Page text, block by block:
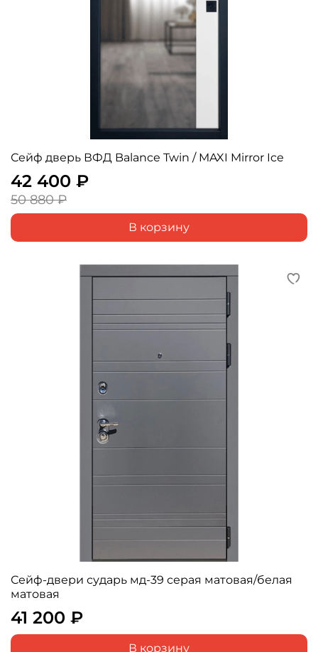
Сейф дверь ВФД Balance Twin / MAXI Mirror Ice
42 400 ₽
50 880 ₽
В корзину
Сейф-двери сударь мд-39 серая матовая/белая
матовая
41 200 ₽
В корзину